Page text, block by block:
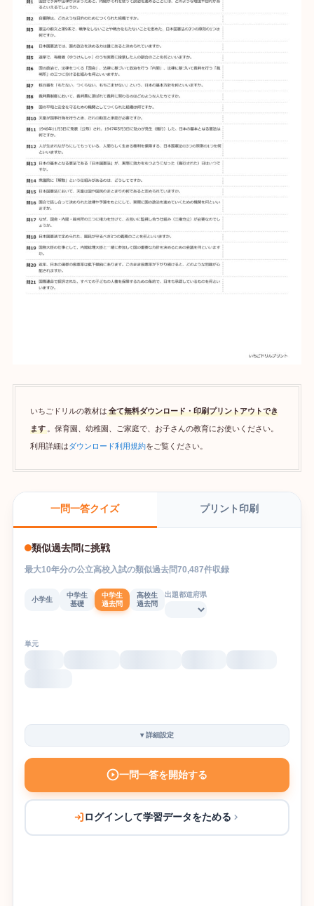
いちごドリルの教材は 全て無料ダウンロード・印刷プリントアウトでき
ます。保育園、幼稚園、ご家庭で、お子さんの教育にお使いください。
利用詳細はダウンロード利用規約をご覧ください。
一問一答クイズ プリント印刷
類似過去問に挑戦
最大10年分の公立高校入試の類似過去問70,487件収録
小学生
中学生
基礎
中学生
過去問
高校生
過去問
出題都道府県
単元
▾詳細設定
一問一答を開始する
ログインして学習データをためる